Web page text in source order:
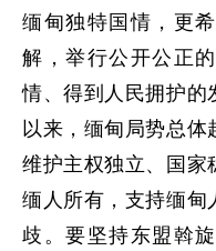
缅甸独特国情，更
解，举行公开公正
情、得到人民拥护的
以来，缅甸局势总体
维护主权独立、国家
缅人所有，支持缅甸
歧。要坚持东盟斡